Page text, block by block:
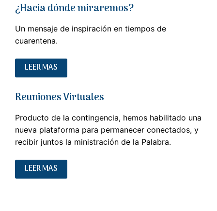
¿Hacia dónde miraremos?
Un mensaje de inspiración en tiempos de
cuarentena.
LEER MAS
Reuniones Virtuales
Producto de la contingencia, hemos habilitado una
nueva plataforma para permanecer conectados, y
recibir juntos la ministración de la Palabra.
LEER MAS